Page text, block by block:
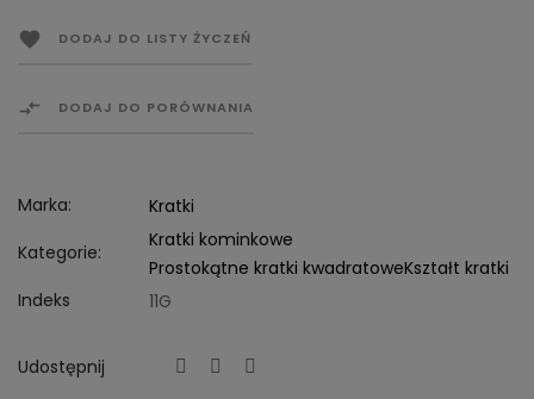
 DODAJ DO LISTY ŻYCZEŃ
 DODAJ DO PORÓWNANIA
Marka:
Kratki
Kategorie:
Kratki kominkowe
Prostokątne kratki kwadratoweKształt kratki
Indeks
11G
Udostępnij